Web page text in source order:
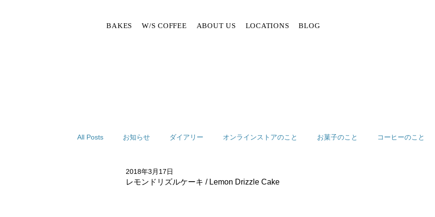
BAKES W/S COFFEE ABOUT US LOCATIONS BLOG
All Posts お知らせ ダイアリー オンラインストアのこと お菓子のこと コーヒーのこと
レモンドリズルケーキ / Lemon Drizzle Cake
2018年3月17日